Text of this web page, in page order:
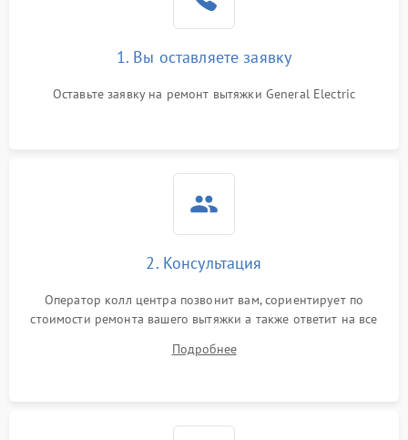
1. Вы оставляете заявку
Оставьте заявку на ремонт вытяжки General Electric
2. Консультация
Оператор колл центра позвонит вам, сориентирует по
стоимости ремонта вашего вытяжки а также ответит на все
Подробнее